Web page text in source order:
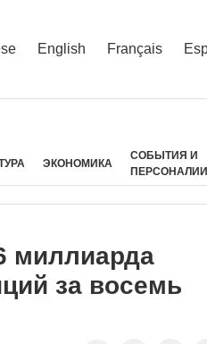
English Français
ЭКОНОМИКА
СОБЫТИЯ И
миллиарда
за восемь